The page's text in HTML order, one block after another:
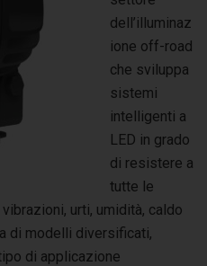
dell’illuminaz
ione off-road
che sviluppa
sistemi
intelligenti a
LED in grado
di resistere a
tutte le
urti, umidità, caldo
di modelli diversificati,
di applicazione